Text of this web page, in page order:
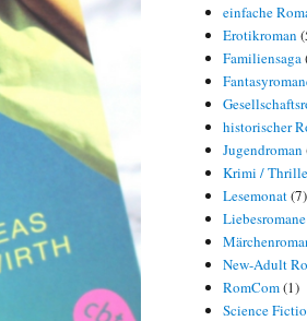
einfache
Erotikroman
Familiensaga
historischer
Jugendroman
Krimi /
Lesemonat(7)
Liebesromane
New-Adult
RomCom(1)
Science